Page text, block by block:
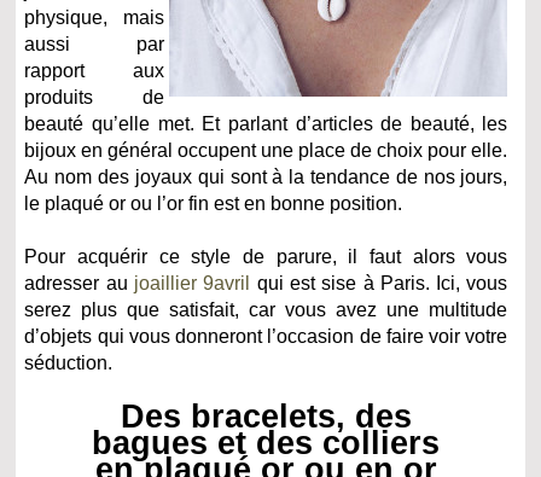
physique, mais
aussi par
rapport aux
produits de
beauté qu’elle met. Et parlant d’articles de beauté, les
bijoux en général occupent une place de choix pour elle.
Au nom des joyaux qui sont à la tendance de nos jours,
le plaqué or ou l’or fin est en bonne position.
Pour acquérir ce style de parure, il faut alors vous
adresser au joaillier 9avril
qui est sise à Paris. Ici, vous
serez plus que satisfait, car vous avez une multitude
d’objets qui vous donneront l’occasion de faire voir votre
séduction.
Des bracelets, des
bagues et des colliers
en plaqué or ou en or